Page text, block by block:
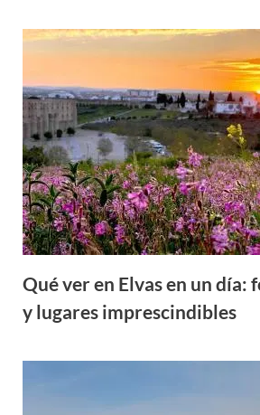
Qué ver en Elvas en un
y lugares imprescindibles